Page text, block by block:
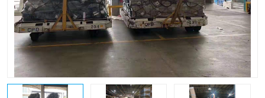
DHL国际快递电话 深圳国际快递
新能源电池出口物流